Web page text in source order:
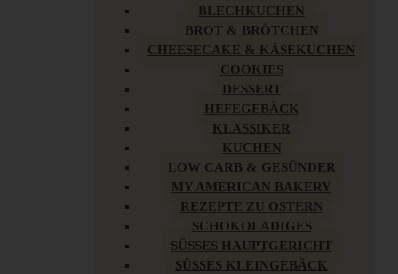
BLECHKUCHEN
BROT & BRÖTCHEN
CHEESECAKE & KÄSEKUCHEN
COOKIES
DESSERT
HEFEGEBÄCK
KLASSIKER
KUCHEN
LOW CARB & GESÜNDER
MY AMERICAN BAKERY
REZEPTE ZU OSTERN
SCHOKOLADIGES
SÜSSES HAUPTGERICHT
SÜSSES KLEINGEBÄCK